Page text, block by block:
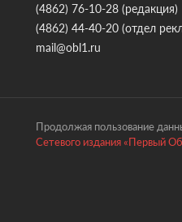
(4862) 76-10-28 (редакция)
(4862) 44-40-20 (отдел
mail@obl1.ru
Продолжая пользование
Сетевого издания «Первый